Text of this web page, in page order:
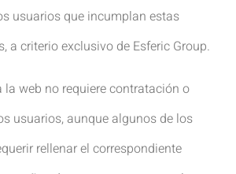
usuarios que incumplan estas
a criterio exclusivo de Esferic Group.
la web no requiere contratación o
usuarios, aunque algunos de los
rellenar el correspondiente